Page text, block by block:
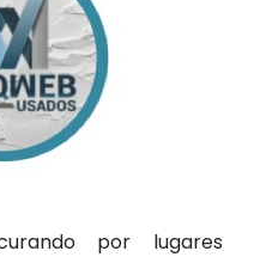
por lugares